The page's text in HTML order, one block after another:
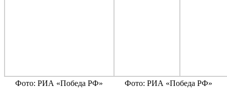
Фото: РИА «Победа РФ» Фото: РИА «Победа РФ»